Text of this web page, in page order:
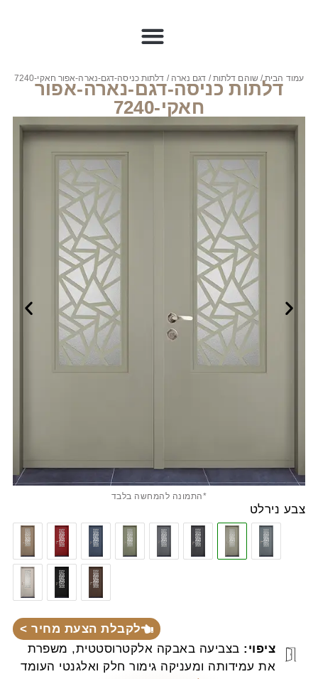
ציפוי: בצביעה באבקה אלקטרוסטטית, משפרת
את עמידותה ומעניקה גימור חלק ואלגנטי העומד
עמוד הבית/שוהם דלתות/ דגם נארה / דלתות כניסה-דגם-נארה-אפור חאקי-7240
דלתות כניסה-דגם-נארה-אפור
חאקי-7240
*התמונה להמחשה בלבד
צבע נירלט
לקבלת הצעת מחיר >